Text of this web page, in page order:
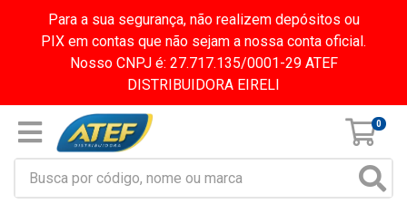
Para a sua segurança, não realizem depósitos ou
PIX em contas que não sejam a nossa conta oficial.
Nosso CNPJ é: 27.717.135/0001-29 ATEF
DISTRIBUIDORA EIRELI
0